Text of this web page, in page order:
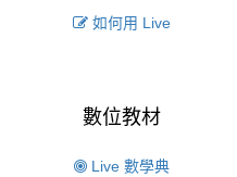
如何用 Live
數位教材
Live 數學典